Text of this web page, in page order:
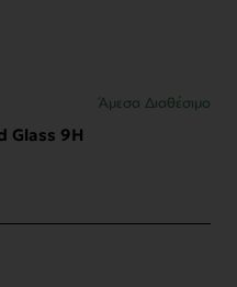
Άμεσα Διαθέσιμο
Glass 9H